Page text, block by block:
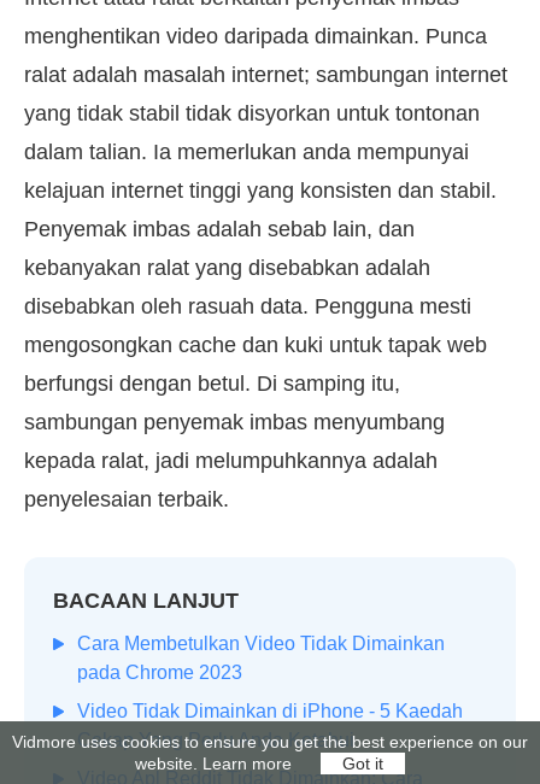
menghentikan video daripada dimainkan. Punca
ralat adalah masalah internet; sambungan internet
yang tidak stabil tidak disyorkan untuk tontonan
dalam talian. Ia memerlukan anda mempunyai
kelajuan internet tinggi yang konsisten dan stabil.
Penyemak imbas adalah sebab lain, dan
kebanyakan ralat yang disebabkan adalah
disebabkan oleh rasuah data. Pengguna mesti
mengosongkan cache dan kuki untuk tapak web
berfungsi dengan betul. Di samping itu,
sambungan penyemak imbas menyumbang
kepada ralat, jadi melumpuhkannya adalah
penyelesaian terbaik.
BACAAN LANJUT
Cara Membetulkan Video Tidak Dimainkan
pada Chrome 2023
Video Tidak Dimainkan di iPhone - 5 Kaedah
Cekap Yang Perlu Anda Ketahui
Video Apl Reddit Tidak Dimainkan: Cara
Vidmore uses cookies to ensure you get the best experience on our
website. Learn more Got it